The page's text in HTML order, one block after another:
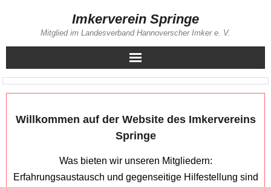
Imkerverein Springe
Mitglied im Landesverband Hannoverscher Imker e. V.
Willkommen auf der Website des Imkervereins
Springe
Was bieten wir unseren Mitgliedern:
Erfahrungsaustausch und gegenseitige Hilfestellung sind